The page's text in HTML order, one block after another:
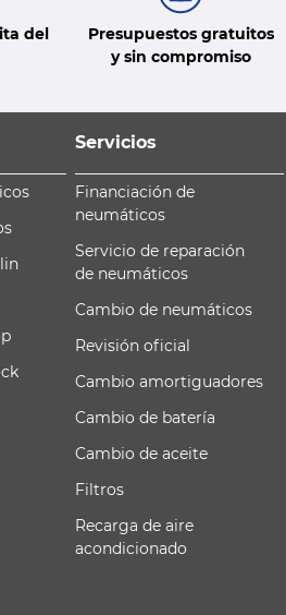
del
Presupuestos gratuitos
y sin compromiso
Servicios
Financiación de
neumáticos
Servicio de reparación
de neumáticos
Cambio de neumáticos
Revisión oficial
Cambio amortiguadores
Cambio de batería
Cambio de aceite
Filtros
Recarga de aire
acondicionado